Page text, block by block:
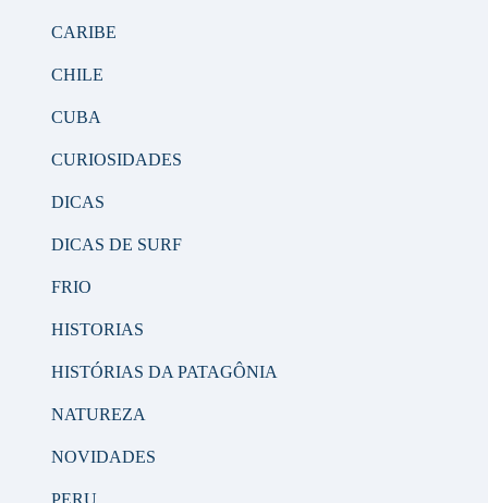
CARIBE
CHILE
CUBA
CURIOSIDADES
DICAS
DICAS DE SURF
FRIO
HISTORIAS
HISTÓRIAS DA PATAGÔNIA
NATUREZA
NOVIDADES
PERU